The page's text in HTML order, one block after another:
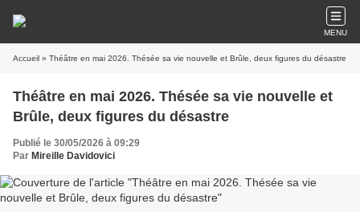
MENU
Accueil » Théâtre en mai 2026. Thésée sa vie nouvelle et Brûle, deux figures du désastre
Théâtre en mai 2026. Thésée sa vie nouvelle et
Brûle, deux figures du désastre
Publié le 30/05/2026 à 09:29
Par Mireille Davidovici